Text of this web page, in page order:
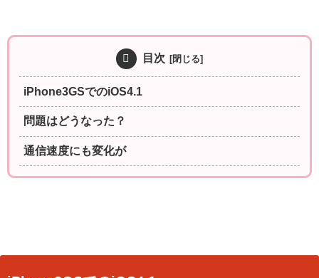
目次
iPhone3GSでのiOS4.1
問題はどうなった？
通信速度にも変化が